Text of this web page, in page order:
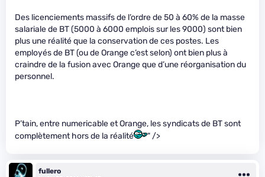
Des licenciements massifs de l’ordre de 50 à 60% de la masse
salariale de BT (5000 à 6000 emplois sur les 9000) sont bien
plus une réalité que la conservation de ces postes. Les
employés de BT (ou de Orange c’est selon) ont bien plus à
craindre de la fusion avec Orange que d’une réorganisation du
personnel.
P’tain, entre numericable et Orange, les syndicats de BT sont
complètement hors de la réalité
" />
fullero